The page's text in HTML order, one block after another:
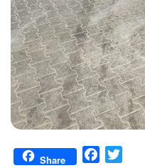
Share Facebook